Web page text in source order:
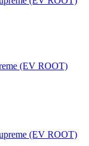
(EV ROOT)